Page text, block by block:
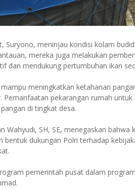
Suryono, meninjau kondisi kolam
mereka juga melakukan
dan mendukung pertumbuhan ikan
meningkatkan ketahanan
Pemanfaatan pekarangan rumah
di tingkat desa.
Wahyudi, SH, SE, menegaskan
dukungan Polri terhadap
pemerintah pusat dalam